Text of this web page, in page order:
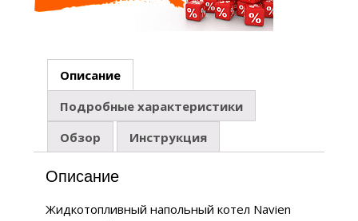
Описание
Подробные характеристики
Обзор
Инструкция
Описание
Жидкотопливный напольный котел Navien